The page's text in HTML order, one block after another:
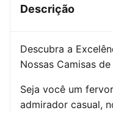
Descrição
Descubra a
Nossas Camisas
Seja você um
admirador casual,